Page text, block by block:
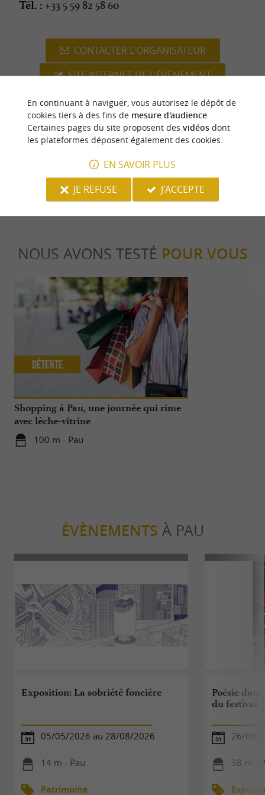
Tél. : +33 5 59 82 58 60
CONTACTER L'ORGANISATEUR
SITE INTERNET DE L'ÉVÈNEMENT
dernière mise à jour :12/04/2026 à 07:16:54
Sirtaqui -Crédit photo :maison habitat -
BY-NC-ND 4.0
NOUS AVONS TESTÉ POUR VOUS
Shopping à Pau, une journée qui rime
avec lèche-vitrine
100 m - Pau
Détente
ÉVÈNEMENTS À PAU
Exposition: La sobriété foncière
05/05/2026 au 28/08/2026
14 m - Pau
Patrimoine
Poésie
du festival
26/09/
38 m -
En continuant à naviguer, vous autorisez le dépôt de
cookies tiers à des fins de mesure d'audience.
Certaines pages du site proposent des vidéosdont
les plateformes déposent également des cookies.
EN SAVOIR PLUS
JE REFUSE
J'ACCEPTE